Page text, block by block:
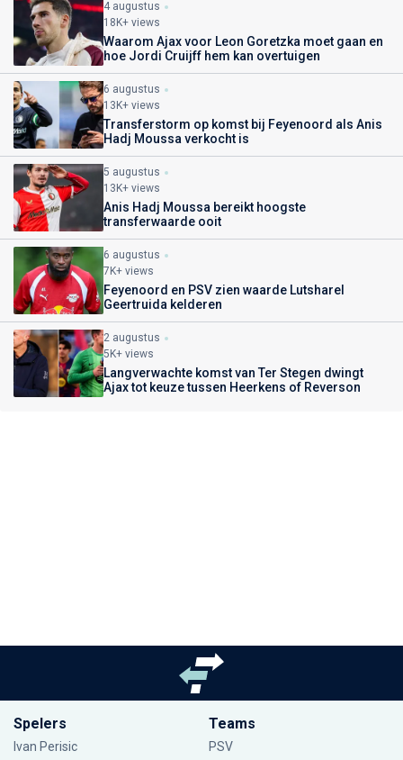
4 augustus
18K+ views
Waarom Ajax voor Leon Goretzka moet gaan en
hoe Jordi Cruijff hem kan overtuigen
6 augustus
13K+ views
Transferstorm op komst bij Feyenoord als Anis
Hadj Moussa verkocht is
5 augustus
13K+ views
Anis Hadj Moussa bereikt hoogste
transferwaarde ooit
6 augustus
7K+ views
Feyenoord en PSV zien waarde Lutsharel
Geertruida kelderen
2 augustus
5K+ views
Langverwachte komst van Ter Stegen dwingt
Ajax tot keuze tussen Heerkens of Reverson
Spelers
Ivan Perisic
Teams
PSV